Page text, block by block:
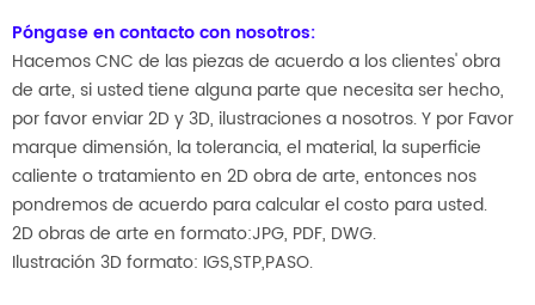
Póngase en contacto con nosotros:
Hacemos CNC de las piezas de acuerdo a los clientes' obra
de arte, si usted tiene alguna parte que necesita ser hecho,
por favor enviar 2D y 3D, ilustraciones a nosotros. Y por Favor
marque dimensión, la tolerancia, el material, la superficie
caliente o tratamiento en 2D obra de arte, entonces nos
pondremos de acuerdo para calcular el costo para usted.
2D obras de arte en formato:JPG, PDF, DWG.
Ilustración 3D formato: IGS,STP,PASO.